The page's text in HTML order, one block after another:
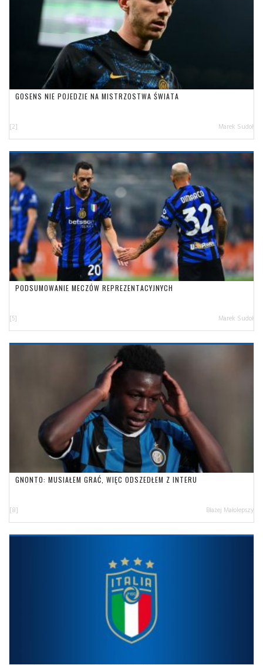
GOSENS NIE POJEDZIE NA MISTRZOSTWA ŚWIATA
[2] Marek Sudoł
PODSUMOWANIE MECZÓW REPREZENTACYJNYCH
[5] Marek Sudoł
GNONTO: MUSIAŁEM GRAĆ, WIĘC ODSZEDŁEM Z INTERU
[8] Błażej Małolepszy